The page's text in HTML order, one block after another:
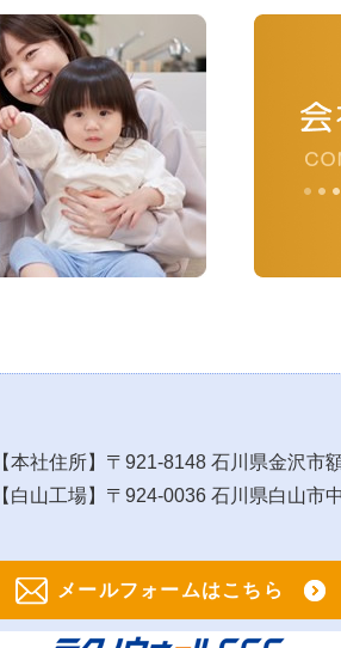
【本社住所】〒921-8148 石川県金沢市
【白山工場】〒924-0036 石川県白山市
メールフォームはこちら